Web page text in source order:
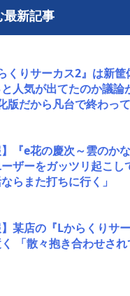
最新記事
くりサーカス2』は新
人気が出てたのか議論
版だから凡台で終わって
】『e花の慶次～雲のか
ザーをガッツリ起こし
らまた打ちに行く」
】某店の『Lからくりサ
「散々抱き合わせさ